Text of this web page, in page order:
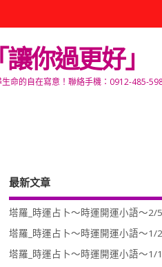
你過更好」
命的自在寫意！聯絡手機：0912-485-
最新文章
塔羅_時運占卜～時運開運小語～2/
塔羅_時運占卜～時運開運小語～1/
塔羅_時運占卜～時運開運小語～1/